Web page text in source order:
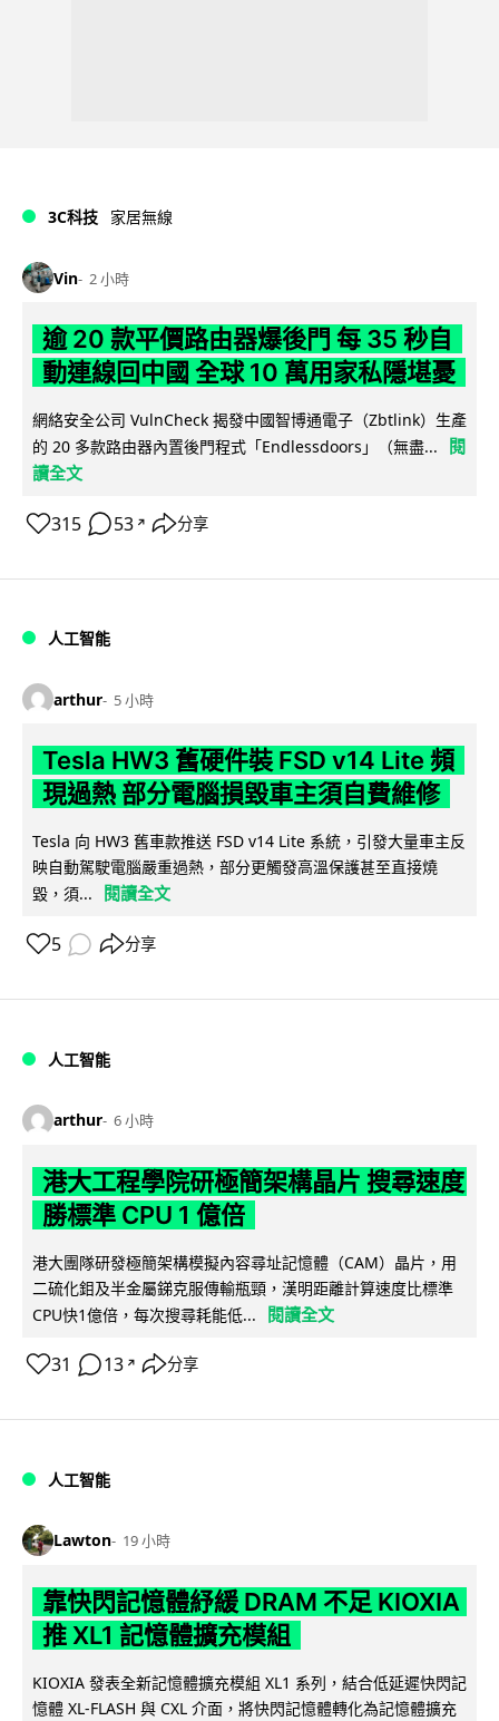
3C科技 家居無線
Vin 2 小時
逾 20 款平價路由器爆後門 每 35 秒自
動連線回中國 全球 10 萬用家私隱堪憂
網絡安全公司 VulnCheck 揭發中國智博通電子（Zbtlink）生產
的 20 多款路由器內置後門程式「Endlessdoors」（無盡...
閱
讀全文
315 53 ↗ 分享
人工智能
arthur 5 小時
Tesla HW3 舊硬件裝 FSD v14 Lite 頻
現過熱 部分電腦損毀車主須自費維修
Tesla 向 HW3 舊車款推送 FSD v14 Lite 系統，引發大量車主反
映自動駕駛電腦嚴重過熱，部分更觸發高溫保護甚至直接燒
毀，須...
閱讀全文
5 分享
人工智能
arthur 6 小時
港大工程學院研極簡架構晶片 搜尋速度
勝標準 CPU 1 億倍
港大團隊研發極簡架構模擬內容尋址記憶體（CAM）晶片，用
二硫化鉬及半金屬銻克服傳輸瓶頸，漢明距離計算速度比標準
CPU快1億倍，每次搜尋耗能低...
閱讀全文
31 13 ↗ 分享
人工智能
Lawton 19 小時
靠快閃記憶體紓緩 DRAM 不足 KIOXIA
推 XL1 記憶體擴充模組
KIOXIA 發表全新記憶體擴充模組 XL1 系列，結合低延遲快閃記
憶體 XL-FLASH 與 CXL 介面，將快閃記憶體轉化為記憶體擴充